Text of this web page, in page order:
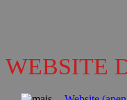
WEBSITE